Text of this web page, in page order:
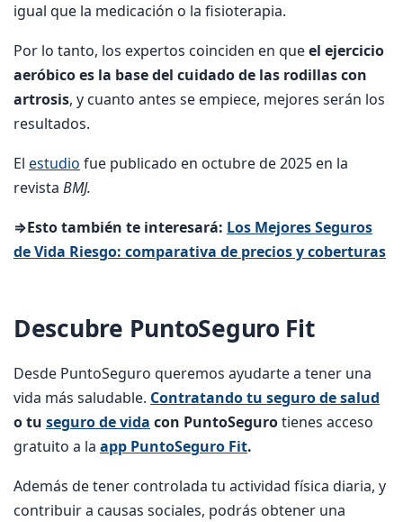
igual que la medicación o la fisioterapia.
Por lo tanto, los expertos coinciden en queel ejercicio
aeróbico es la base del cuidado de las rodillas con
artrosis, y cuanto antes se empiece, mejores serán los
resultados.
El estudio fue publicado en octubre de 2025 en la
revista BMJ.
⇒Esto también te interesará: Los Mejores Seguros
de Vida Riesgo: comparativa de precios y coberturas
Descubre PuntoSeguro Fit
Desde PuntoSeguro queremos ayudarte a tener una
vida más saludable. Contratando tu seguro de salud
o tu seguro de vida con PuntoSegurotienes acceso
gratuito a la app PuntoSeguro Fit.
Además de tener controlada tu actividad física diaria, y
contribuir a causas sociales, podrás obtener una